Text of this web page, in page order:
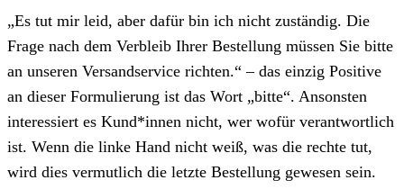
„Es tut mir leid, aber dafür bin ich nicht zuständig. Die
Frage nach dem Verbleib Ihrer Bestellung müssen Sie bitte
an unseren Versandservice richten.“ – das einzig Positive
an dieser Formulierung ist das Wort „bitte“. Ansonsten
interessiert es Kund*innen nicht, wer wofür verantwortlich
ist. Wenn die linke Hand nicht weiß, was die rechte tut,
wird dies vermutlich die letzte Bestellung gewesen sein.